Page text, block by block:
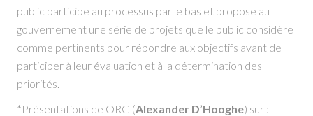
public participe au processus par le bas et propose au
gouvernement une série de projets que le public considère
comme pertinents pour répondre aux objectifs avant de
participer à leur évaluation et à la détermination des
priorités.
*Présentations de ORG (Alexander D’Hooghe) sur :